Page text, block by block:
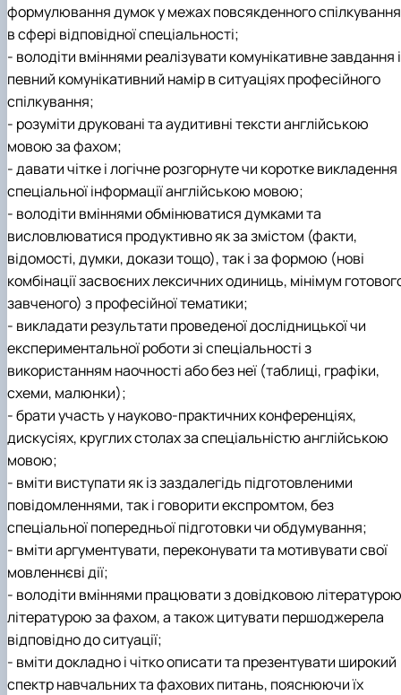
формулювання думок у межах повсякденного спілкування
в сфері відповідної спеціальності;
- володіти вміннями реалізувати комунікативне завдання і
певний комунікативний намір в ситуаціях професійного
спілкування;
- розуміти друковані та аудитивні тексти англійською
мовою за фахом;
- давати чітке і логічне розгорнуте чи коротке викладення
спеціальної інформації англійською мовою;
- володіти вміннями обмінюватися думками та
висловлюватися продуктивно як за змістом (факти,
відомості, думки, докази тощо), так і за формою (нові
комбінації засвоєних лексичних одиниць, мінімум
завченого) з професійної тематики;
- викладати результати проведеної дослідницької чи
експериментальної роботи зі спеціальності з
використанням наочності або без неї (таблиці, графіки,
схеми, малюнки);
- брати участь у науково-практичних конференціях,
дискусіях, круглих столах за спеціальністю англійською
мовою;
- вміти виступати як із заздалегідь підготовленими
повідомленнями, так і говорити експромтом, без
спеціальної попередньої підготовки чи обдумування;
- вміти аргументувати, переконувати та мотивувати свої
мовленнєві дії;
- володіти вміннями працювати з довідковою
літературою за фахом, а також цитувати першоджерела
відповідно до ситуації;
- вміти докладно і чітко описати та презентувати широкий
спектр навчальних та фахових питань, пояснюючи їх